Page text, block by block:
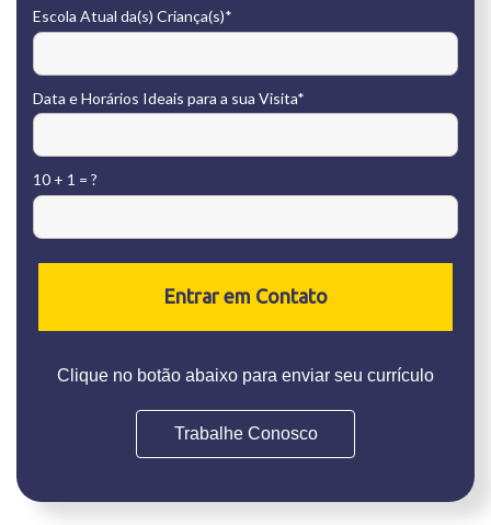
Escola Atual da(s) Criança(s)*
Data e Horários Ideais para a sua Visita*
10 + 1 = ?
Entrar em Contato
Clique no botão abaixo para enviar seu currículo
Trabalhe Conosco